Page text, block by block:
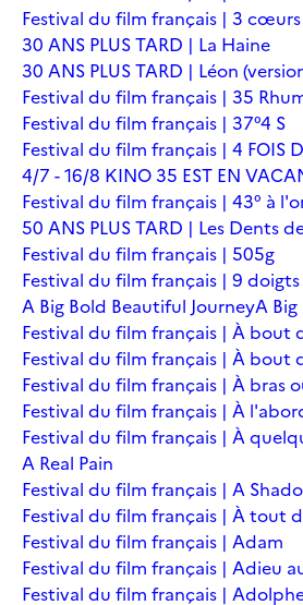
Festival du film français | 3 cœurs
30 ANS PLUS TARD | La Haine
30 ANS PLUS TARD | Léon
Festival du film français | 35
Festival du film français | 37°4 S
Festival du film français | 4 FOIS D
4/7 - 16/8 KINO 35 EST EN
Festival du film français | 43° à
50 ANS PLUS TARD | Les Dents
Festival du film français | 505g
Festival du film français | 9 doigts
A Big Bold Beautiful JourneyA
Festival du film français | À bout
Festival du film français | À bout
Festival du film français | À bras
Festival du film français | À
Festival du film français | À
A Real Pain
Festival du film français | A
Festival du film français | À tout
Festival du film français | Adam
Festival du film français | Adieu
Festival du film français |